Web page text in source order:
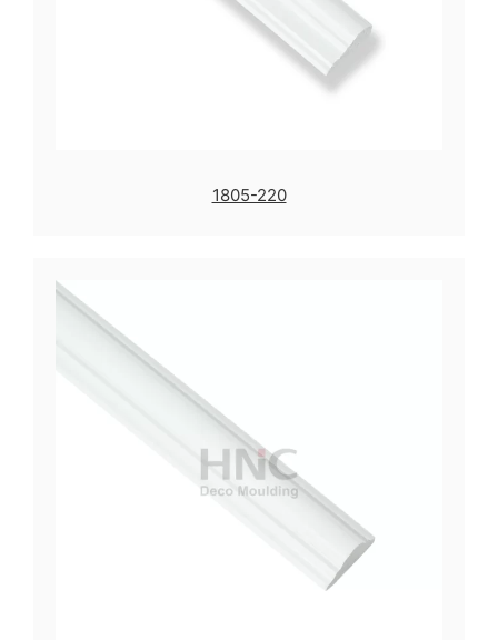
1805-220